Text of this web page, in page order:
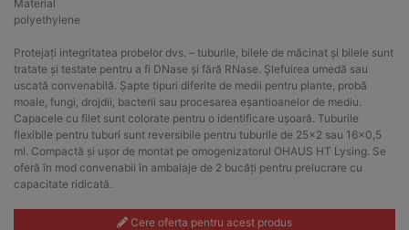
Material
polyethylene
Protejați integritatea probelor dvs. – tuburile, bilele de măcinat și bilele sunt
tratate și testate pentru a fi DNase și fără RNase. Șlefuirea umedă sau
uscată convenabilă. Șapte tipuri diferite de medii pentru plante, probă
moale, fungi, drojdii, bacterii sau procesarea eșantioanelor de mediu.
Capacele cu filet sunt colorate pentru o identificare ușoară. Tuburile
flexibile pentru tuburi sunt reversibile pentru tuburile de 25×2 sau 16×0,5
ml. Compactă și ușor de montat pe omogenizatorul OHAUS HT Lysing. Se
oferă în mod convenabil în ambalaje de 2 bucăți pentru prelucrare cu
capacitate ridicată.
Cere oferta pentru acest produs